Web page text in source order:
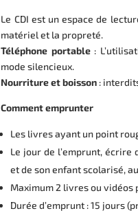
Le CDI est un espace de
matériel et la propreté.
Téléphone portable:
mode silencieux.
Nourriture et boisson :
Comment emprunter
Les livres ayant un point
Le jour de l’emprunt, écrire
et de son enfant scolarisé,
Maximum 2 livres ou vidéos
Durée d’emprunt : 15 jours